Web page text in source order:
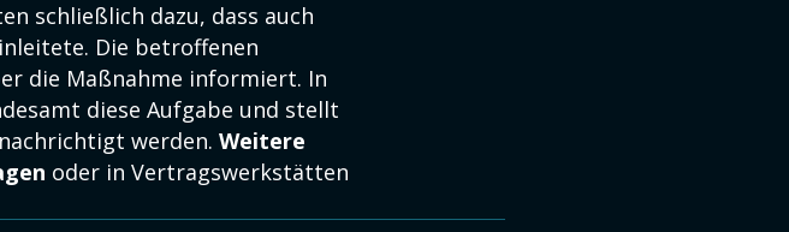
schließlich dazu, dass auch
Die betroffenen
die Maßnahme informiert. In
diese Aufgabe und stellt
werden. Weitere
oder in Vertragswerkstätten